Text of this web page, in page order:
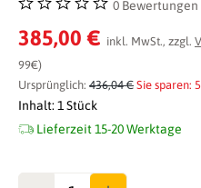
Durchschnittliche Bewertung
0 Bewertungen
385,00 € inkl. MwSt., zzgl.
99€)
Ursprünglich: 436,04 € Sie sparen:
Inhalt: 1 Stück
Lieferzeit 15-20 Werktage